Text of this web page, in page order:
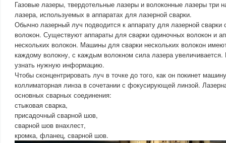
Газовые лазеры, твердотельные лазеры и волоконные лазеры три
лазера, используемых в аппаратах для лазерной сварки.
Обычно лазерный луч подводится к аппарату для лазерной
волокон. Существуют аппараты для сварки одиночных волокон и
нескольких волокон. Машины для сварки нескольких волокон
каждому волокну, с каждым волокном сила лазера
узнать нужную информацию.
Чтобы сконцентрировать луч в точке до того, как он покинет
коллиматорная линза в сочетании с фокусирующей линзой.
основных сварных соединения:
стыковая сварка,
присадочный сварной шов,
сварной шов внахлест,
кромка, фланец, сварной шов.